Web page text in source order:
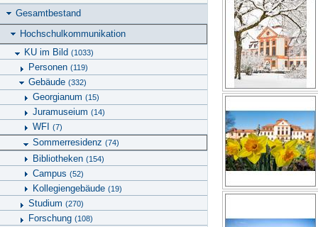
Gesamtbestand
Hochschulkommunikation
KU im Bild (1033)
Personen (119)
Gebäude (332)
Georgianum (15)
Juramuseium (14)
WFI (7)
Sommerresidenz (74)
Bibliotheken (154)
Campus (52)
Kollegiengebäude (19)
Studium (270)
Forschung (108)